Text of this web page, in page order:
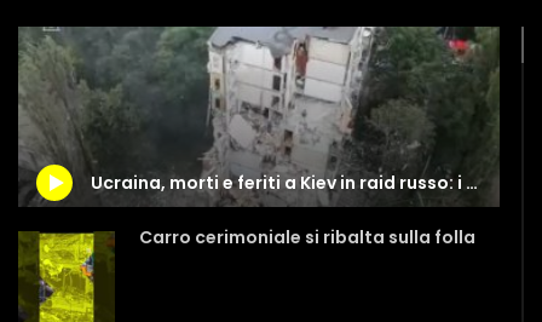
Ucraina, morti e feriti a Kiev in raid russo: i soccorsi nel palazzo sventrato
Carro cerimoniale si ribalta sulla folla